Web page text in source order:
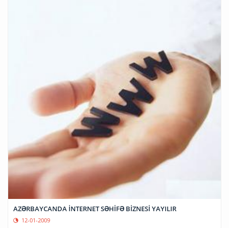
AZƏRBAYCANDA İNTERNET SƏHİFƏ BİZNESİ YAYILIR
12-01-2009